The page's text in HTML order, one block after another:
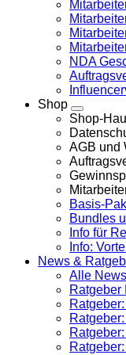
NDA
Shop
Shop-
AGB und
Basis-
Bundles
Info für
Info:
News &
Alle
Ratgeber